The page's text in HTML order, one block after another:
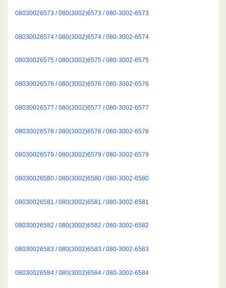
08030026573 / 080(3002)6573 / 080-3002-6573
08030026574 / 080(3002)6574 / 080-3002-6574
08030026575 / 080(3002)6575 / 080-3002-6575
08030026576 / 080(3002)6576 / 080-3002-6576
08030026577 / 080(3002)6577 / 080-3002-6577
08030026578 / 080(3002)6578 / 080-3002-6578
08030026579 / 080(3002)6579 / 080-3002-6579
08030026580 / 080(3002)6580 / 080-3002-6580
08030026581 / 080(3002)6581 / 080-3002-6581
08030026582 / 080(3002)6582 / 080-3002-6582
08030026583 / 080(3002)6583 / 080-3002-6583
08030026584 / 080(3002)6584 / 080-3002-6584